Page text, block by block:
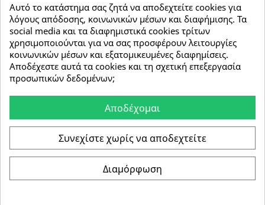
NEWSLETTER
Εγγραφείτε δωρεάν και θα είστε οι πρώτοι που θα
λάβετε τα νέα μας γύρω από προσφορές, εκπτώσεις
και νέα προϊόντα.
Συμφωνώ με τουςόρους χρήσης
Copyright © 2026 Greenhousebio
Αυτό το κατάστημα σας ζητά να αποδεχτείτε cookies για
λόγους απόδοσης, κοινωνικών μέσων και διαφήμισης. Τα
social media και τα διαφημιστικά cookies τρίτων
χρησιμοποιούνται για να σας προσφέρουν λειτουργίες
κοινωνικών μέσων και εξατομικευμένες διαφημίσεις.
Αποδέχεστε αυτά τα cookies και τη σχετική επεξεργασία
προσωπικών δεδομένων;
Αποδέχομαι
Συνεχίστε χωρίς να αποδεχτείτε
Διαμόρφωση